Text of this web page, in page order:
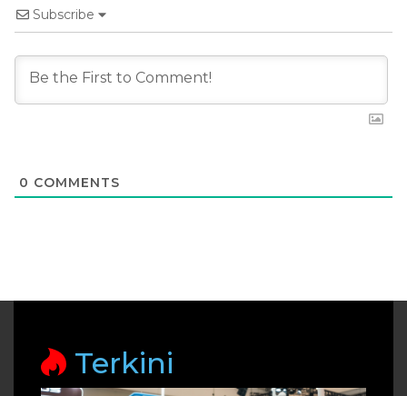
Subscribe
0 COMMENTS
Terkini